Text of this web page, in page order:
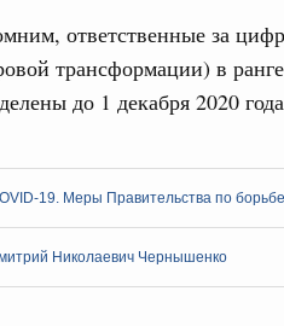
ответственные за
трансформации) в
до 1 декабря 2020
19. Меры Правительства по
Николаевич Чернышенко
Оверчука по